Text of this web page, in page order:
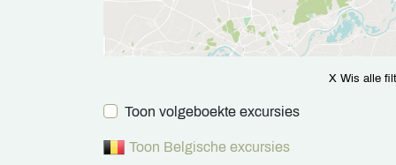
X Wis alle
Toon volgeboekte excursies
Toon Belgische excursies